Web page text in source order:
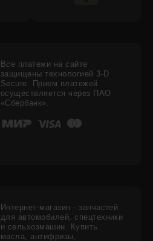
Все платежи на сайте
защищены технологией 3-D
Secure. Прием платежей
осуществляется через ПАО
«Сбербанк».
Интернет-магазин - запчастей
для автомобилей, спецтехники
и сельхозмашин. Купить
масла, антифризы,